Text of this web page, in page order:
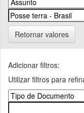
Retornar valores
Adicionar filtros:
Utilizar filtros para